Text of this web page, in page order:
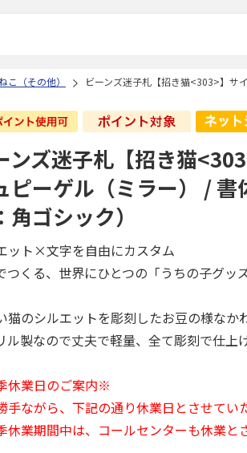
こ（その他） ビーンズ迷子札【招き猫<303>】サ
ンズ迷子札【招き猫
ピーゲル（ミラー） / 書
角ゴシック）
ット×文字を自由にカスタム
つくる、世界にひとつの「うちの子グッズ
猫のシルエットを彫刻したお豆の様なか
ル製なので丈夫で軽量、全て彫刻で仕上げ
休業日のご案内※
手ながら、下記の通り休業日とさせてい
業期間中は、コールセンターも休業と